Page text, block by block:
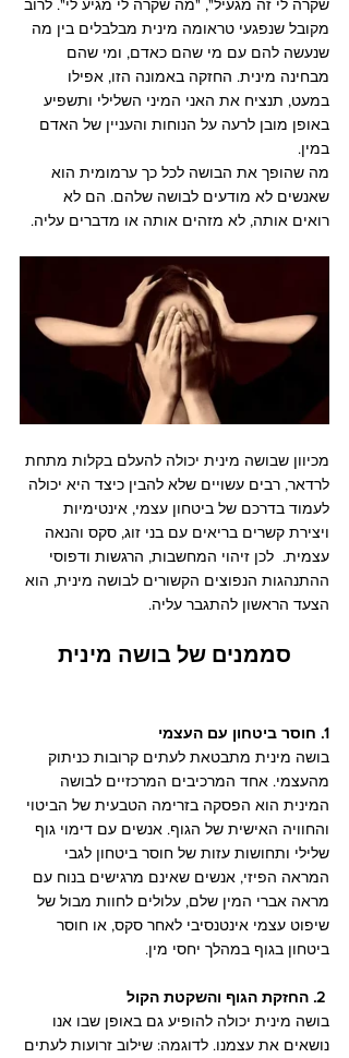
שקרה לי זה מגעיל", "מה שקרה לי מגיע לי". לרוב
מקובל שנפגעי טראומה מינית מבלבלים בין מה
שנעשה להם עם מי שהם כאדם, ומי שהם
מבחינה מינית. החזקה באמונה הזו, אפילו
במעט, תנציח את האני המיני השלילי ותשפיע
באופן מובן לרעה על הנוחות והעניין של האדם
במין.
מה שהופך את הבושה לכל כך ערמומית הוא
שאנשים לא מודעים לבושה שלהם. הם לא
רואים אותה, לא מזהים אותה או מדברים עליה.
מכיוון שבושה מינית יכולה להעלם בקלות מתחת
לרדאר, רבים עשויים שלא להבין כיצד היא יכולה
לעמוד בדרכם של ביטחון עצמי, אינטימיות
ויצירת קשרים בריאים עם בני זוג, סקס והנאה
עצמית.  לכן זיהוי המחשבות, הרגשות ודפוסי
ההתנהגות הנפוצים הקשורים לבושה מינית, הוא
הצעד הראשון להתגבר עליה.
סממנים של בושה מינית
1. חוסר ביטחון עם העצמי
בושה מינית מתבטאת לעתים קרובות כניתוק
מהעצמי. אחד המרכיבים המרכזיים לבושה
המינית הוא הפסקה בזרימה הטבעית של הביטוי
והחוויה האישית של הגוף. אנשים עם דימוי גוף
שלילי ותחושות עזות של חוסר ביטחון לגבי
המראה הפיזי, אנשים שאינם מרגישים בנוח עם
מראה אברי המין שלם, עלולים לחוות מבול של
שיפוט עצמי אינטנסיבי לאחר סקס, או חוסר
ביטחון בגוף במהלך יחסי מין.
2. החזקת הגוף והשקטת הקול
בושה מינית יכולה להופיע גם באופן שבו אנו
נושאים את עצמנו. לדוגמה: שילוב זרועות לעתים